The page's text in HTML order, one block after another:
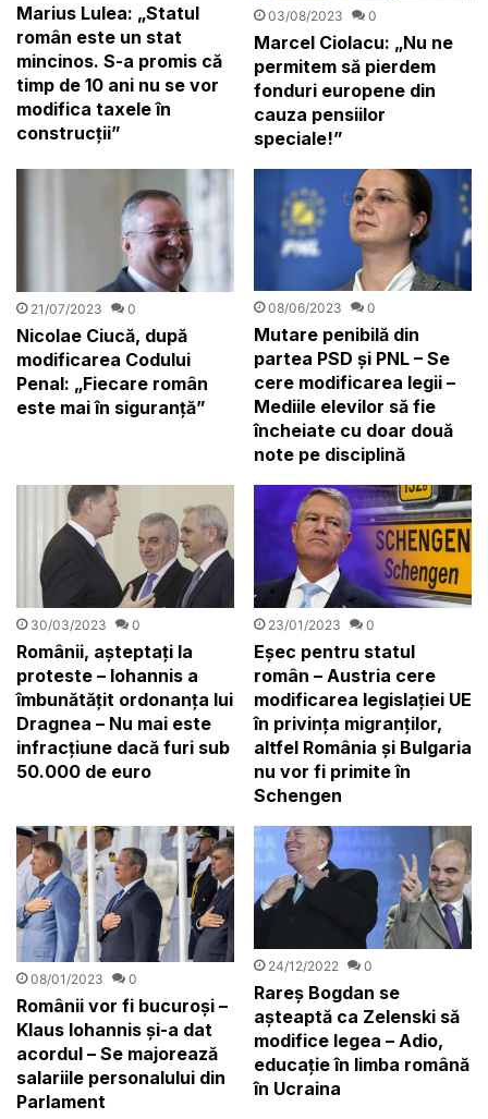
Marius Lulea: „Statul
român este un stat
mincinos. S-a promis că
timp de 10 ani nu se vor
modifica taxele în
construcții”
03/08/2023 0
Marcel Ciolacu: „Nu ne
permitem să pierdem
fonduri europene din
cauza pensiilor
speciale!”
21/07/2023 0
Nicolae Ciucă, după
modificarea Codului
Penal: „Fiecare român
este mai în siguranță”
08/06/2023 0
Mutare penibilă din
partea PSD și PNL – Se
cere modificarea legii –
Mediile elevilor să fie
încheiate cu doar două
note pe disciplină
30/03/2023 0
Românii, așteptați la
proteste – Iohannis a
îmbunătățit ordonanța lui
Dragnea – Nu mai este
infracțiune dacă furi sub
50.000 de euro
23/01/2023 0
Eșec pentru statul
român – Austria cere
modificarea legislației UE
în privința migranților,
altfel România și Bulgaria
nu vor fi primite în
Schengen
08/01/2023 0
Românii vor fi bucuroși –
Klaus Iohannis și-a dat
acordul – Se majorează
salariile personalului din
Parlament
24/12/2022 0
Rareș Bogdan se
așteaptă ca Zelenski să
modifice legea – Adio,
educație în limba română
în Ucraina